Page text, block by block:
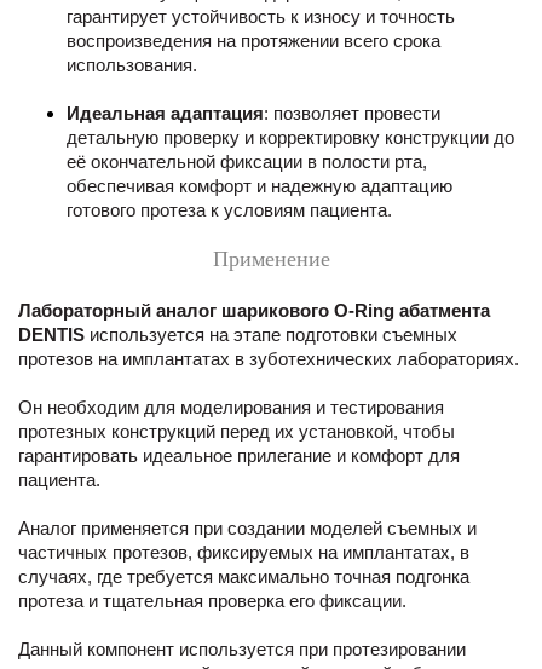
гарантирует устойчивость к износу и точность
воспроизведения на протяжении всего срока
использования.
Идеальная адаптация: позволяет провести
детальную проверку и корректировку конструкции до
её окончательной фиксации в полости рта,
обеспечивая комфорт и надежную адаптацию
готового протеза к условиям пациента.
Применение
Лабораторный аналог шарикового O-Ring абатмента
DENTIS используется на этапе подготовки съемных
протезов на имплантатах в зуботехнических лабораториях.
Он необходим для моделирования и тестирования
протезных конструкций перед их установкой, чтобы
гарантировать идеальное прилегание и комфорт для
пациента.
Аналог применяется при создании моделей съемных и
частичных протезов, фиксируемых на имплантатах, в
случаях, где требуется максимально точная подгонка
протеза и тщательная проверка его фиксации.
Данный компонент используется при протезировании